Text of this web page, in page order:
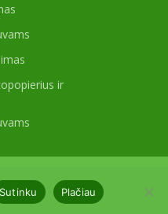
ir
Sutinku Plačiau